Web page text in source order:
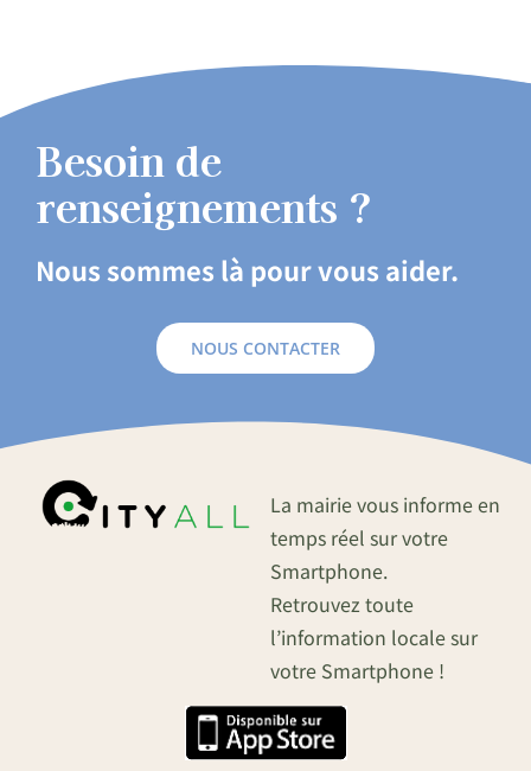
Besoin de
renseignements ?
Nous sommes là pour vous aider.
NOUS CONTACTER
La mairie vous informe en
temps réel sur votre
Smartphone.
Retrouvez toute
l’information locale sur
votre Smartphone !